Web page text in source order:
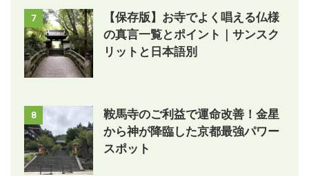
7
【保存版】お寺でよく唱える仏様
の真言一覧とポイント｜サンスク
リットと日本語別
8
鞍馬寺のご利益で運命改善！金星
から神が降臨した京都最強パワー
スポット